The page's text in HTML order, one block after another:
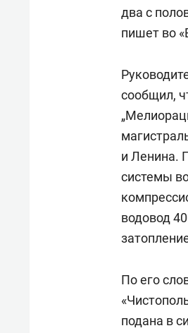
два с
пишет во
сообщил,
и Ленина.
системы
водовод
По его
подана в